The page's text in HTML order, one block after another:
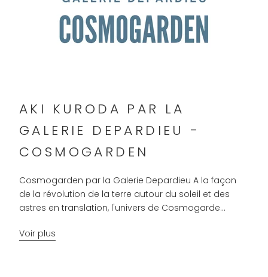
AKI KURODA PAR LA
GALERIE DEPARDIEU -
COSMOGARDEN
Cosmogarden par la Galerie Depardieu A la façon
de la révolution de la terre autour du soleil et des
astres en translation, l'univers de Cosmogarde...
Voir plus